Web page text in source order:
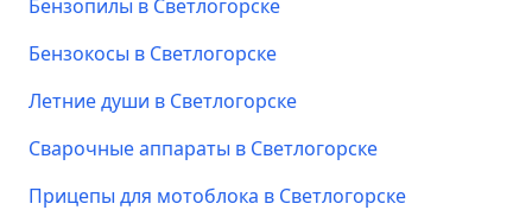
Бензопилы в Светлогорске
Бензокосы в Светлогорске
Летние души в Светлогорске
Сварочные аппараты в Светлогорске
Прицепы для мотоблока в Светлогорске